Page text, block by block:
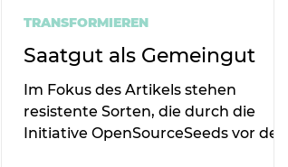
Saatgut als Gemeingut
Im Fokus des Artikels stehen
resistente Sorten, die durch die
Initiative OpenSourceSeeds vor der
TRANSFORMIEREN